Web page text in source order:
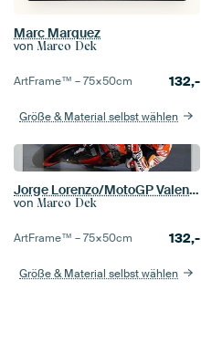
Marc Marquez
von Marco Dek
ArtFrame™ –75×50cm 132,-
Größe & Material selbst wählen
Jorge Lorenzo/MotoGP Valencia
von Marco Dek
ArtFrame™ –75×50cm 132,-
Größe & Material selbst wählen